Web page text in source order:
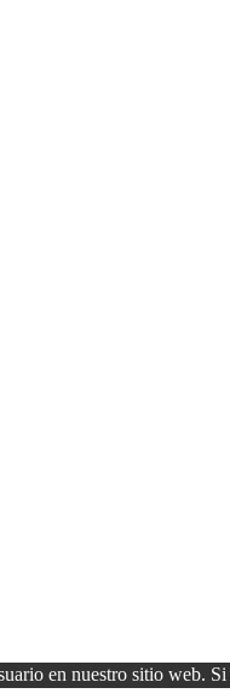
en nuestro sitio web.